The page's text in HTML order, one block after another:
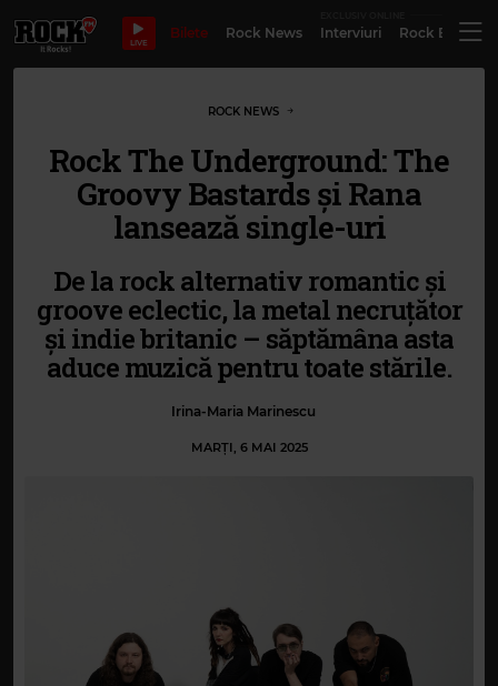
LIVE
Bilete Rock News Interviuri Rock
ROCK NEWS
Rock The Underground: The
Groovy Bastards și Rana
lansează single-uri
De la rock alternativ romantic și
groove eclectic, la metal necruțător
și indie britanic – săptămâna asta
aduce muzică pentru toate stările.
Irina-Maria Marinescu
MARȚI, 6 MAI 2025